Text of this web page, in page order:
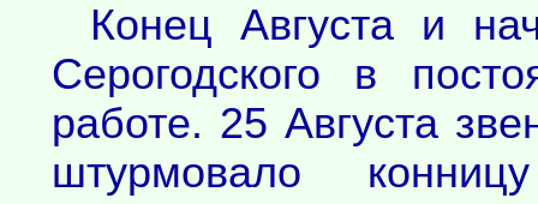
Конец Августа и
Серогодского в
работе. 25 Августа
штурмовало